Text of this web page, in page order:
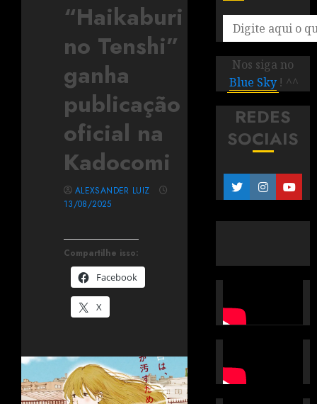
“Haikaburi
no Tenshi”
ganha
publicação
oficial na
Kadocomi
Compartilhe isso:
Facebook
X
ALEXSANDER LUIZ
13/08/2025
Nos siga no
Blue Sky ! ^^
REDES
SOCIAIS